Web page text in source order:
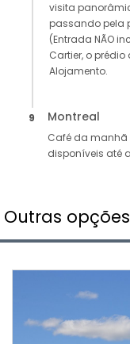
visita
passando pela
(Entrada NÃO
Cartier, o
Alojamento.
9 Montreal
Café da manhã
disponíveis até
Outras